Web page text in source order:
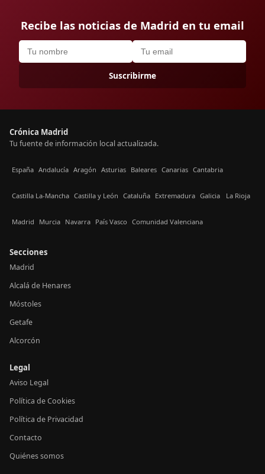
Recibe las noticias de Madrid en tu email
Suscribirme
Crónica Madrid
Tu fuente de información local actualizada.
España Andalucía Aragón Asturias Baleares Canarias Cantabria
Castilla La-Mancha Castilla y León Cataluña Extremadura Galicia La Rioja
Madrid Murcia Navarra País Vasco Comunidad Valenciana
Secciones
Madrid
Alcalá de Henares
Móstoles
Getafe
Alcorcón
Legal
Aviso Legal
Política de Cookies
Política de Privacidad
Contacto
Quiénes somos